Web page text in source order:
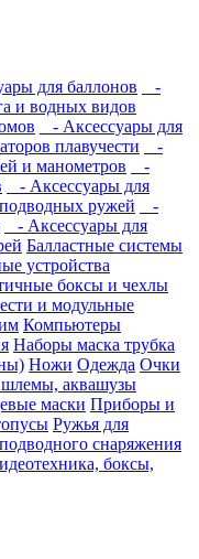
для баллонов
-
и водных видов
- Аксессуары для
плавучести
-
и манометров
-
- Аксессуары для
ружей
-
- Аксессуары для
Балластные системы
устройства
боксы и чехлы
и модульные
Компьютеры
Наборы маска трубка
Ножи Одежда Очки
шлемы, аквашузы
маски Приборы и
Ружья для
снаряжения
боксы,